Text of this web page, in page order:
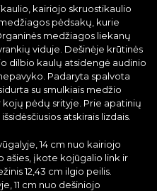
kairiojo skruostikaulio
pėdsakų, kurie
medžiagos liekanų
viduje. Dešinėje krūtinės
dilbio kaulų atsidengė audinio
Padaryta spalvota
su smulkiais medžio
kojų pėdų srityje. Prie apatinių
atskirais lizdais.
14 cm nuo kairiojo
ašies, įkote kojūgalio link ir
12,43 cm ilgio peilis.
11 cm nuo dešiniojo